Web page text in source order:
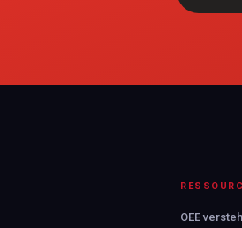
OEE